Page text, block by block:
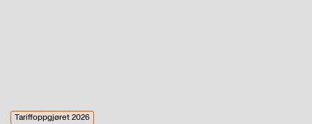
Tariffoppgjøret 2026